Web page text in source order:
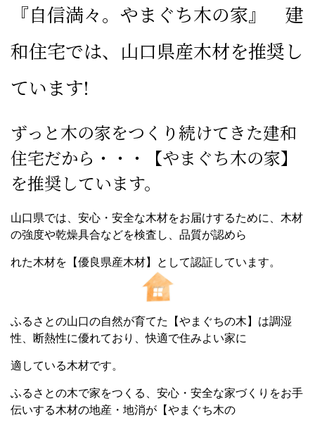
『自信満々。やまぐち木の家』 建
和住宅では、山口県産木材を推奨し
ています!
ずっと木の家をつくり続けてきた建和
住宅だから・・・【やまぐち木の家】
を推奨しています。
山口県では、安心・安全な木材をお届けするために、木材
の強度や乾燥具合などを検査し、品質が認めら
れた木材を【優良県産木材】として認証しています。
ふるさとの山口の自然が育てた【やまぐちの木】は調湿
性、断熱性に優れており、快適で住みよい家に
適している木材です。
ふるさとの木で家をつくる、安心・安全な家づくりをお手
伝いする木材の地産・地消が【やまぐち木の